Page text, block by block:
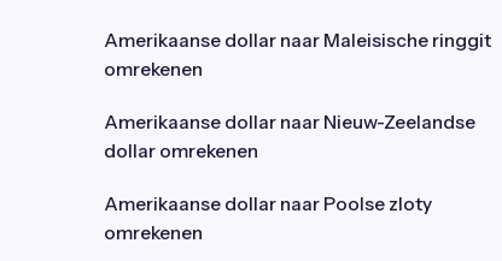
Amerikaanse dollar naar Maleisische ringgit
omrekenen
Amerikaanse dollar naar Nieuw-Zeelandse
dollar omrekenen
Amerikaanse dollar naar Poolse zloty
omrekenen